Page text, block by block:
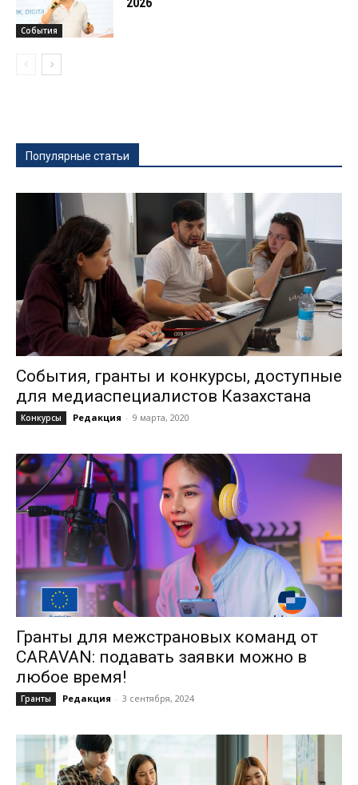
События
Популярные статьи
События, гранты и конкурсы, доступные
для медиаспециалистов Казахстана
Конкурсы Редакция - 9 марта, 2020
Гранты для межстрановых команд от
CARAVAN: подавать заявки можно в
любое время!
Гранты Редакция - 3 сентября, 2024